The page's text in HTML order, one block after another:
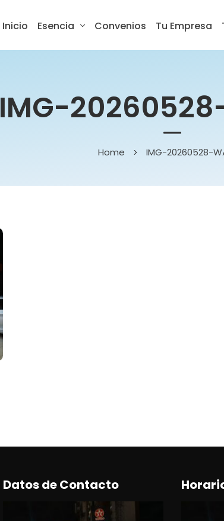
Inicio Esencia Convenios Tu Empresa
IMG-
Home IMG-20260528-
Datos de Contacto